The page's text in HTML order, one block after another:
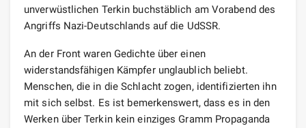
unverwüstlichen Terkin buchstäblich am Vorabend des
Angriffs Nazi-Deutschlands auf die UdSSR.
An der Front waren Gedichte über einen
widerstandsfähigen Kämpfer unglaublich beliebt.
Menschen, die in die Schlacht zogen, identifizierten ihn
mit sich selbst. Es ist bemerkenswert, dass es in den
Werken über Terkin kein einziges Gramm Propaganda